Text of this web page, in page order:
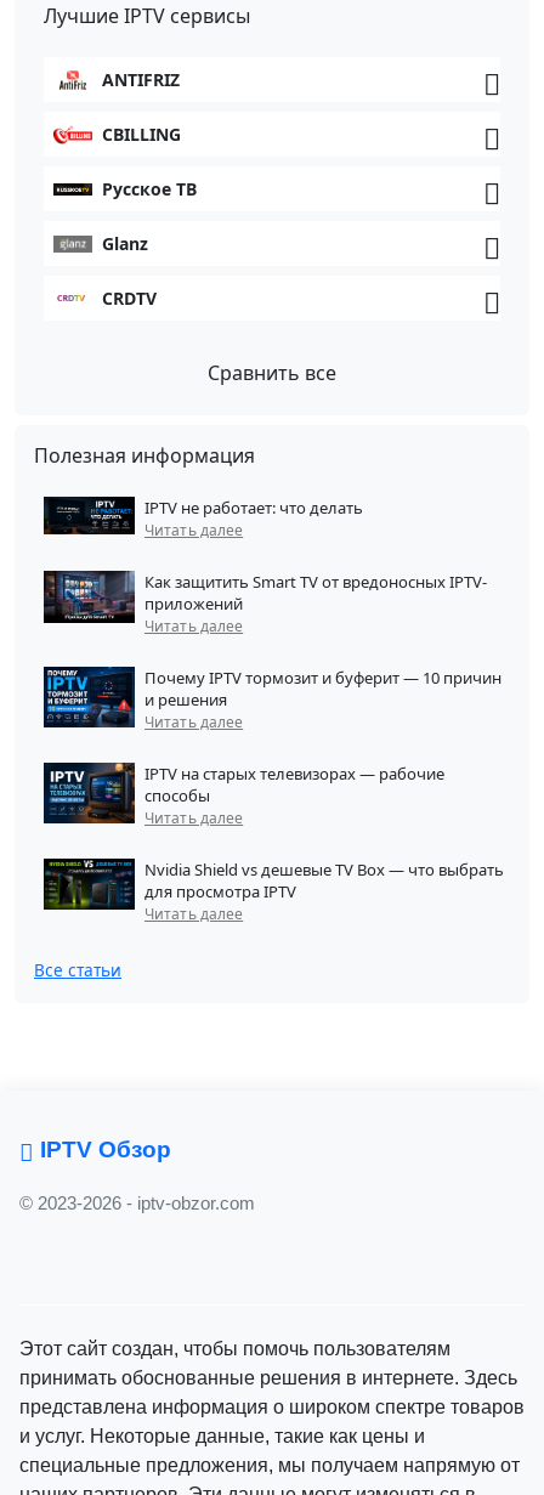
Лучшие IPTV сервисы
ANTIFRIZ
CBILLING
Русское ТВ
Glanz
CRDTV
Сравнить все
Полезная информация
IPTV не работает: что делать
Читать далее
Как защитить Smart TV от вредоносных IPTV-
приложений
Читать далее
Почему IPTV тормозит и буферит — 10 причин
и решения
Читать далее
IPTV на старых телевизорах — рабочие
способы
Читать далее
Nvidia Shield vs дешевые TV Box — что выбрать
для просмотра IPTV
Читать далее
Все статьи
IPTV Обзор
© 2023-2026 - iptv-obzor.com
Этот сайт создан, чтобы помочь пользователям
принимать обоснованные решения в интернете. Здесь
представлена информация о широком спектре товаров
и услуг. Некоторые данные, такие как цены и
специальные предложения, мы получаем напрямую от